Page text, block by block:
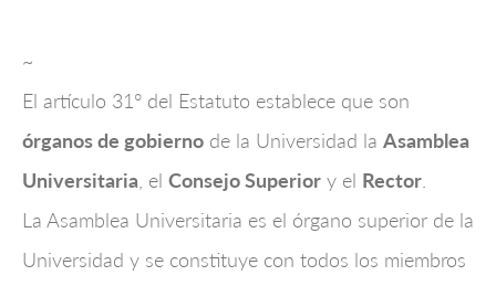
~
El artículo 31° del Estatuto establece que son
órganos de gobierno de la Universidad la Asamblea
Universitaria , el Consejo Superior y el Rector
La Asamblea Universitaria es el órgano superior de la
Universidad y se constituye con todos los miembros